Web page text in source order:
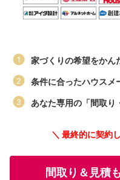
家づくりの希望をかん
条件に合ったハウスメ
あなた専用の「間取り
＼ 最終的に契約
間取り＆見積